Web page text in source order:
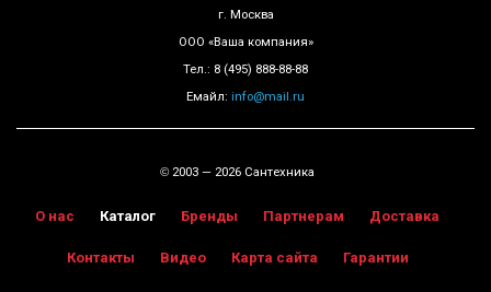
г. Москва
ООО «Ваша компания»
Тел.: 8 (495) 888-88-88
Емайл: info@mail.ru
© 2003 — 2026 Сантехника
О нас Каталог Бренды Партнерам Доставка
Контакты Видео Карта сайта Гарантии